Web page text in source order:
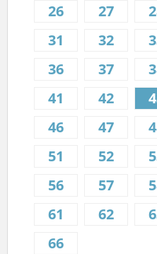
26
27
31
32
36
37
41
42
46
47
51
52
56
57
61
62
66